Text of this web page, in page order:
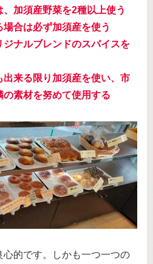
、加須産野菜を2種以上使う
場合は必ず加須産を使う
ジナルブレンドのスパイスを
出来る限り加須産を使い、市
素材を努めて使用する
的です。しかも一つ一つの